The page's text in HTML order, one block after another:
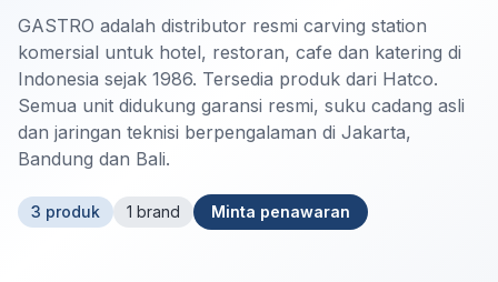
GASTRO adalah distributor resmi carving station
komersial untuk hotel, restoran, cafe dan katering di
Indonesia sejak 1986. Tersedia produk dari Hatco.
Semua unit didukung garansi resmi, suku cadang asli
dan jaringan teknisi berpengalaman di Jakarta,
Bandung dan Bali.
3 produk 1 brand Minta penawaran